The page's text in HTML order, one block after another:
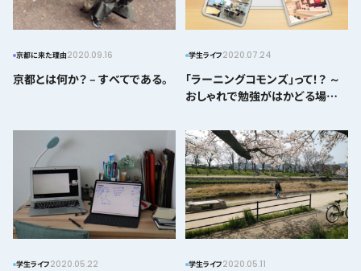
京都に来た理由2020.09.16
京都とは何か？ – すべてである。
学生ライフ2020.07.24
「ラーニングコモンズ」って！？ ～
おしゃれで勉強がはかどる場所！
学生ライフ2020.05.22 学生ライフ2020.05.11